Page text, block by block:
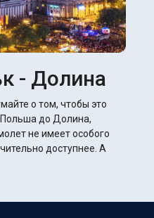
- Долина
о том, чтобы это
Польша до Долина,
не имеет особого
доступнее. А